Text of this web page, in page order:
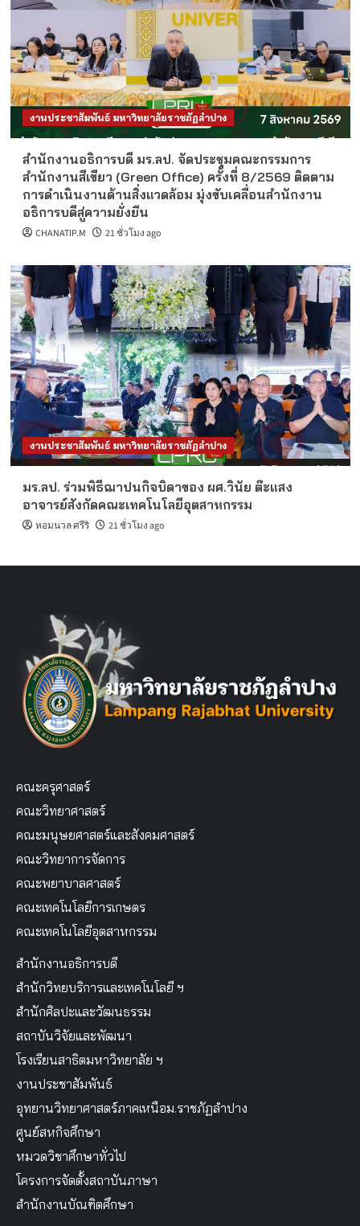
งานประชาสัมพันธ์ มหาวิทยาลัยราชภัฏลำปาง
สำนักงานอธิการบดี มร.ลป. จัดประชุมคณะกรรมการ
สำนักงานสีเขียว (Green Office) ครั้งที่ 8/2569 ติดตาม
การดำเนินงานด้านสิ่งแวดล้อม มุ่งขับเคลื่อนสำนักงาน
อธิการบดีสู่ความยั่งยืน
CHANATIP.M 21 ชั่วโมง ago
งานประชาสัมพันธ์ มหาวิทยาลัยราชภัฏลำปาง
มร.ลป. ร่วมพิธีฌาปนกิจบิดาของ ผศ.วินัย ต๊ะแสง
อาจารย์สังกัดคณะเทคโนโลยีอุตสาหกรรม
หอมนวล ศรีริ 21 ชั่วโมง ago
คณะครุศาสตร์
คณะวิทยาศาสตร์
คณะมนุษยศาสตร์และสังคมศาสตร์
คณะวิทยาการจัดการ
คณะพยาบาลศาสตร์
คณะเทคโนโลยีการเกษตร
คณะเทคโนโลยีอุตสาหกรรม
สำนักงานอธิการบดี
สำนักวิทยบริการและเทคโนโลยี ฯ
สำนักศิลปะและวัฒนธรรม
สถาบันวิจัยและพัฒนา
โรงเรียนสาธิตมหาวิทยาลัย ฯ
งานประชาสัมพันธ์
อุทยานวิทยาศาสตร์ภาคเหนือม.ราชภัฏลำปาง
ศูนย์สหกิจศึกษา
หมวดวิชาศึกษาทั่วไป
โครงการจัดตั้งสถาบันภาษา
สำนักงานบัณฑิตศึกษา